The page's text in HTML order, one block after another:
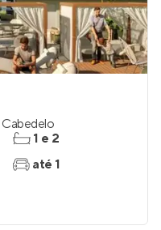
Cabedelo
1 e 2
até 1